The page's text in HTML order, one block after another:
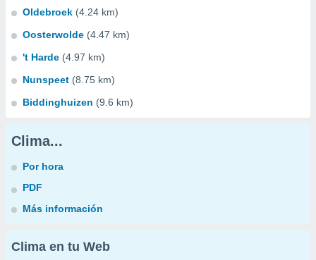
Oldebroek (4.24 km)
Oosterwolde (4.47 km)
't Harde (4.97 km)
Nunspeet (8.75 km)
Biddinghuizen (9.6 km)
Clima...
Por hora
PDF
Más información
Clima en tu Web